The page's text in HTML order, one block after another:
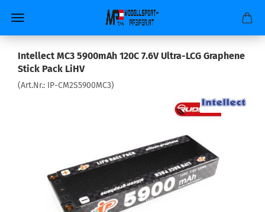
Intellect MC3 5900mAh 120C 7.6V Ultra-LCG Graphene
Stick Pack LiHV
(Art.Nr.: IP-CM2S5900MC3)